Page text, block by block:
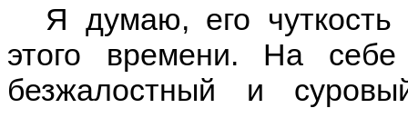
Я думаю, его
этого времени. На
безжалостный и